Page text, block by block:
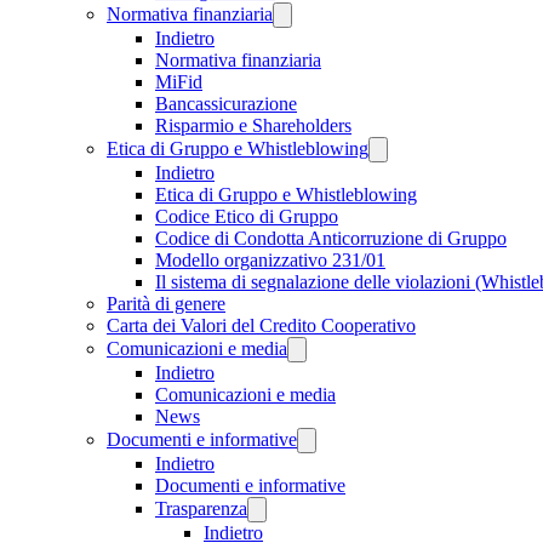
Normativa finanziaria
Indietro
Normativa finanziaria
MiFid
Bancassicurazione
Risparmio e Shareholders
Etica di Gruppo e Whistleblowing
Indietro
Etica di Gruppo e Whistleblowing
Codice Etico di Gruppo
Codice di Condotta Anticorruzione di Gruppo
Modello organizzativo 231/01
Il sistema di segnalazione delle violazioni
Parità di genere
Carta dei Valori del Credito Cooperativo
Comunicazioni e media
Indietro
Comunicazioni e media
News
Documenti e informative
Indietro
Documenti e informative
Trasparenza
Indietro